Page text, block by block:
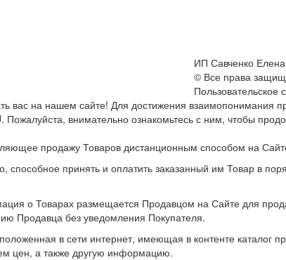
ИП Савченко
© Все права
Пользовательское
вас на нашем сайте! Для достижения взаимопонимания
внимательно ознакомьтесь с ним, чтобы
продажу Товаров дистанционным способом на
принять и оплатить заказанный им Товар в
о Товарах размещается Продавцом на Сайте для
Продавца без уведомления Покупателя.
в сети интернет, имеющая в контенте каталог
цен, а также другую информацию.